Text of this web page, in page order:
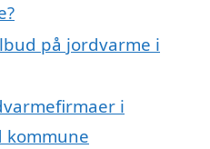
på jordvarme i
i
kommune